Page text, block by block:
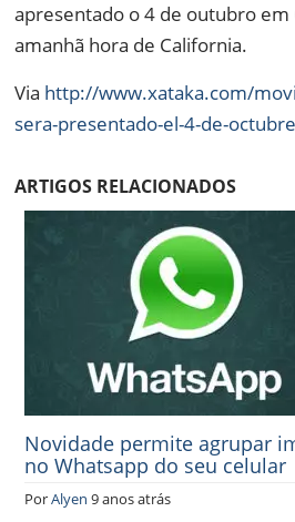
apresentado o 4 de outubro em
amanhã hora de California.
Via http://www.xataka.com/
sera-presentado-el-4-de-
ARTIGOS RELACIONADOS
Novidade permite agrupar
no Whatsapp do seu celular
PorAlyen 9 anos atrás